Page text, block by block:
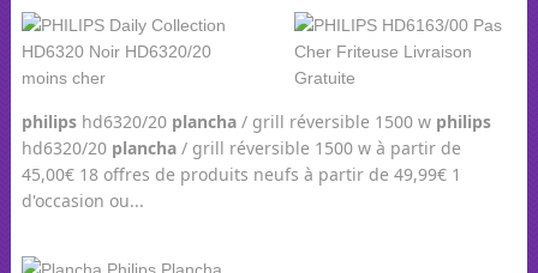
philipshd6320/20 plancha/ grill réversible 1500 w philips
hd6320/20 plancha/ grill réversible 1500 w à partir de
45,00€ 18 offres de produits neufs à partir de 49,99€ 1
d'occasion ou...